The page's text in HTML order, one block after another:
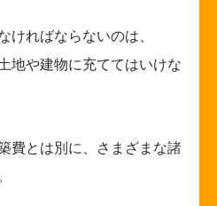
ければならないのは、
地や建物に充ててはいけな
費とは別に、さまざまな諸